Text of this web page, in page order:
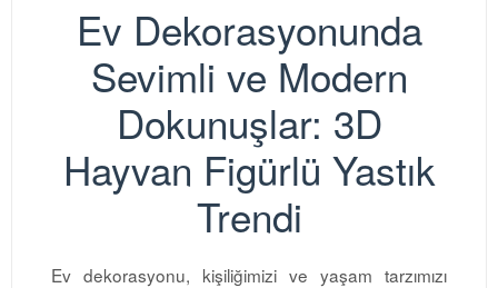
Ev Dekorasyonunda
Sevimli ve Modern
Dokunuşlar: 3D
Hayvan Figürlü Yastık
Trendi
Ev dekorasyonu, kişiliğimizi ve yaşam tarzımızı